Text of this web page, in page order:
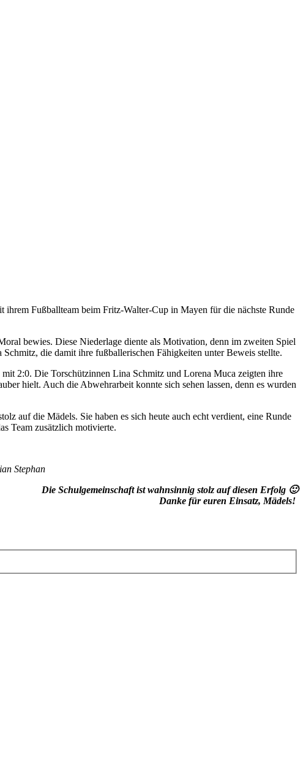
ihrem Fußballteam beim Fritz-Walter-Cup in Mayen für die nächste Runde
bewies. Diese Niederlage diente als Motivation, denn im zweiten Spiel
die damit ihre fußballerischen Fähigkeiten unter Beweis stellte.
2:0. Die Torschützinnen Lina Schmitz und Lorena Muca zeigten ihre
hielt. Auch die Abwehrarbeit konnte sich sehen lassen, denn es wurden
auf die Mädels. Sie haben es sich heute auch echt verdient, eine Runde
Team zusätzlich motivierte.
Stephan
Die Schulgemeinschaft ist wahnsinnig stolz auf diesen Erfolg 🙂
Danke für euren Einsatz, Mädels!